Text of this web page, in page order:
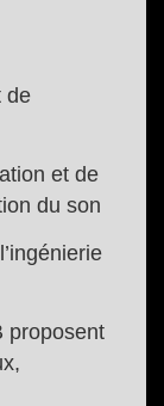
de
et de
du son
proposent